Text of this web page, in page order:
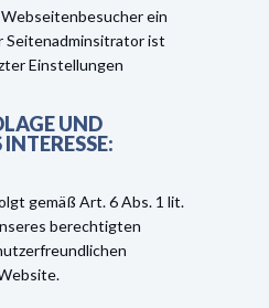
ein
Seitenadminsitrator ist
Einstellungen
UND
gemäß Art. 6 Abs. 1 lit.
berechtigten